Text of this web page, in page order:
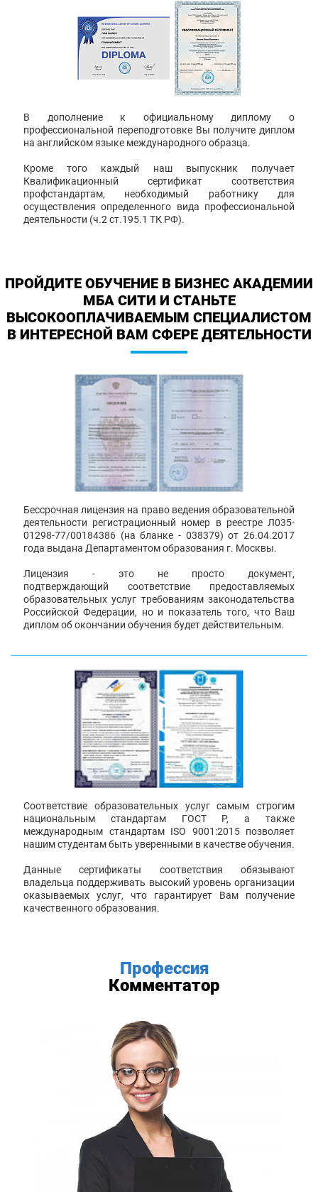
В дополнение к официальному диплому о
профессиональной переподготовке Вы получите диплом
на английском языке международного образца.
Кроме того каждый наш выпускник получает
Квалификационный сертификат соответствия
профстандартам, необходимый работнику для
осуществления определенного вида профессиональной
деятельности (ч.2 ст.195.1 ТК РФ).
ПРОЙДИТЕ ОБУЧЕНИЕ В БИЗНЕС АКАДЕМИИ
МБА СИТИ И СТАНЬТЕ
ВЫСОКООПЛАЧИВАЕМЫМ СПЕЦИАЛИСТОМ
В ИНТЕРЕСНОЙ ВАМ СФЕРЕ ДЕЯТЕЛЬНОСТИ
Бессрочная лицензия на право ведения образовательной
деятельности регистрационный номер в реестре Л035-
01298-77/00184386 (на бланке - 038379) от 26.04.2017
года выдана Департаментом образования г. Москвы.
Лицензия - это не просто документ,
подтверждающий соответствие предоставляемых
образовательных услуг требованиям законодательства
Российской Федерации, но и показатель того, что Ваш
диплом об окончании обучения будет действительным.
Соответствие образовательных услуг самым строгим
национальным стандартам ГОСТ Р, а также
международным стандартам ISO 9001:2015 позволяет
нашим студентам быть уверенными в качестве обучения.
Данные сертификаты соответствия обязывают
владельца поддерживать высокий уровень организации
оказываемых услуг, что гарантирует Вам получение
качественного образования.
Профессия
Комментатор